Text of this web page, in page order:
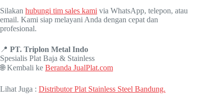
Silakan hubungi tim sales kami via WhatsApp, telepon, atau
email. Kami siap melayani Anda dengan cepat dan
profesional.
📍 PT. Triplon Metal Indo
Spesialis Plat Baja & Stainless
🌐 Kembali ke Beranda JualPlat.com
Lihat Juga : Distributor Plat Stainless Steel Bandung.